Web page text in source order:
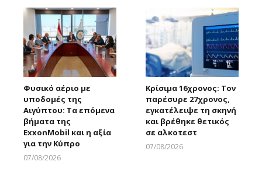
Φυσικό αέριο με
υποδομές της
Αιγύπτου: Τα επόμενα
βήματα της
ExxonMobil και η αξία
για την Κύπρο
07/08/2026
Κρίσιμα 16χρονος: Τον
παρέσυρε 27χρονος,
εγκατέλειψε τη σκηνή
και βρέθηκε θετικός
σε αλκοτεστ
07/08/2026